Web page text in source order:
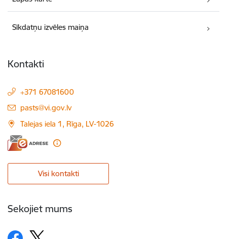
Sīkdatņu izvēles maiņa
Kontakti
+371 67081600
E-pasts:
pasts@vi.gov.lv
Talejas iela 1, Rīga, LV-1026
Visi kontakti
Sekojiet mums